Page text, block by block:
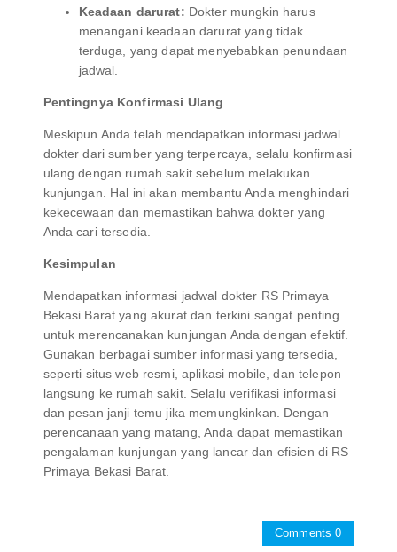
Keadaan darurat: Dokter mungkin harus
menangani keadaan darurat yang tidak
terduga, yang dapat menyebabkan penundaan
jadwal.
Pentingnya Konfirmasi Ulang
Meskipun Anda telah mendapatkan informasi jadwal
dokter dari sumber yang terpercaya, selalu konfirmasi
ulang dengan rumah sakit sebelum melakukan
kunjungan. Hal ini akan membantu Anda menghindari
kekecewaan dan memastikan bahwa dokter yang
Anda cari tersedia.
Kesimpulan
Mendapatkan informasi jadwal dokter RS Primaya
Bekasi Barat yang akurat dan terkini sangat penting
untuk merencanakan kunjungan Anda dengan efektif.
Gunakan berbagai sumber informasi yang tersedia,
seperti situs web resmi, aplikasi mobile, dan telepon
langsung ke rumah sakit. Selalu verifikasi informasi
dan pesan janji temu jika memungkinkan. Dengan
perencanaan yang matang, Anda dapat memastikan
pengalaman kunjungan yang lancar dan efisien di RS
Primaya Bekasi Barat.
Comments 0